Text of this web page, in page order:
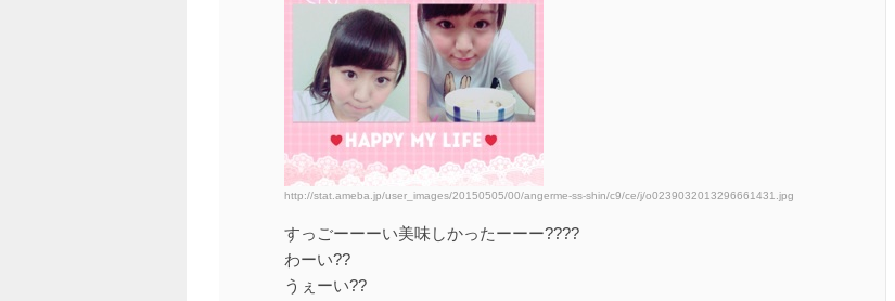
http://stat.ameba.jp/user_images/20150505/00/angerme-ss-shin/c9/ce/j/o0239032013296661431.jpg
すっごーーーい美味しかったーーー????
わーい??
うぇーい??